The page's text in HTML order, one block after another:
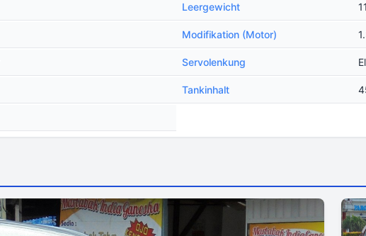
Leergewicht
Modifikation (Motor)
Servolenkung
Tankinhalt